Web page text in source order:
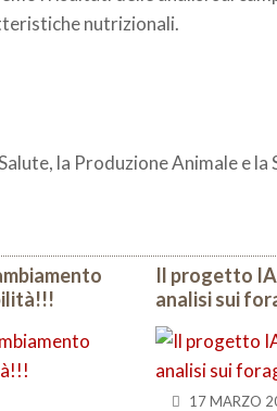
nutrizionali.
la Produzione Animale e la
Il progetto
analisi sui
17 MARZO